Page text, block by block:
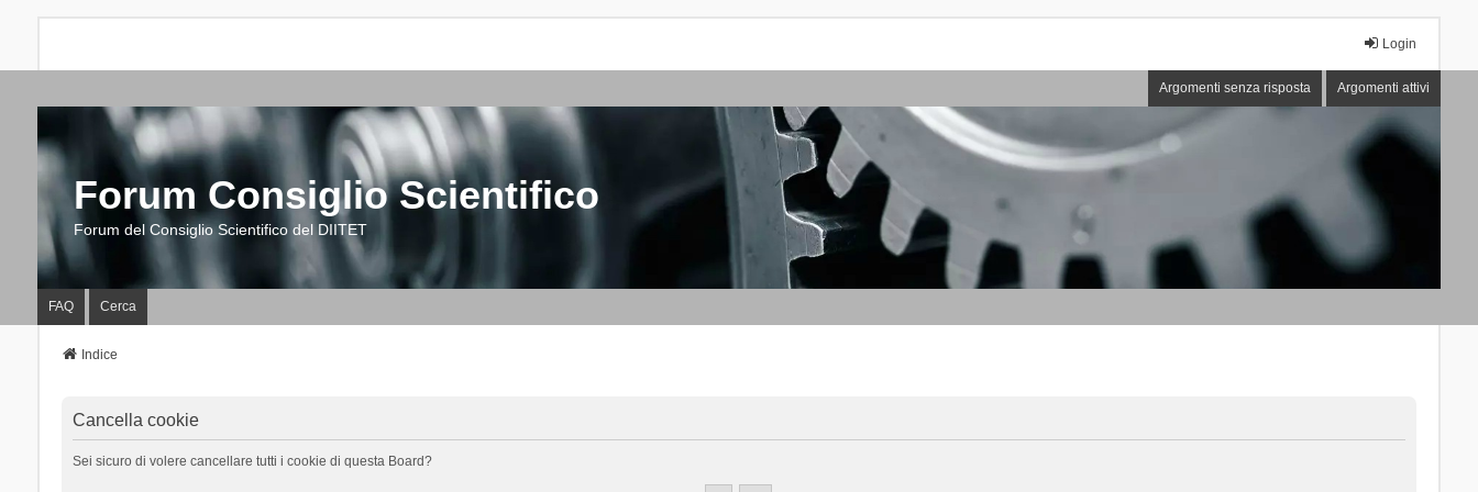
Login
Argomenti senza risposta Argomenti attivi
Forum Consiglio Scientifico
Forum del Consiglio Scientifico del DIITET
FAQ Cerca
Indice
Cancella cookie
Sei sicuro di volere cancellare tutti i cookie di questa Board?